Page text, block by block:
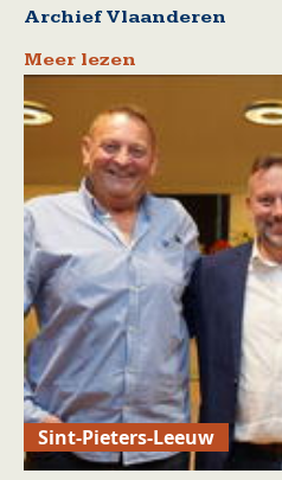
Archief Vlaanderen
Meer lezen
Sint-Pieters-Leeuw